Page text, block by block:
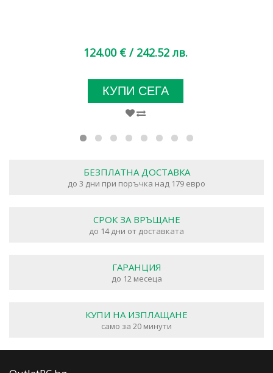
124.00 € / 242.52 лв.
КУПИ СЕГА
БЕЗПЛАТНА ДОСТАВКА
до 3 дни при поръчка над 179 евро
СРОК ЗА ВРЪЩАНЕ
до 14 дни от доставката
ГАРАНЦИЯ
до 12 месеца
КУПИ НА ИЗПЛАЩАНЕ
само за 20 минути